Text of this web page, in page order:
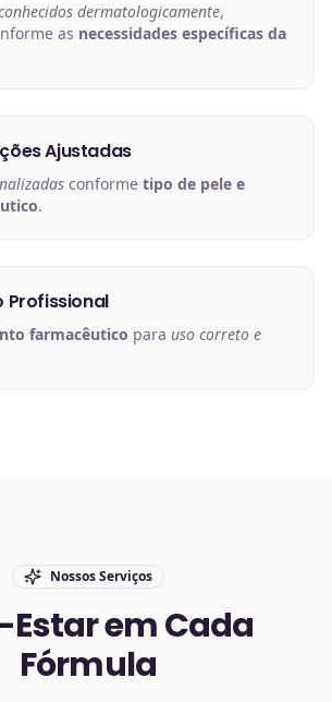
dermatologicamente,
as necessidades específicas da
Ajustadas
conforme tipo de pele e
.
Profissional
farmacêutico para uso correto e
Nossos Serviços
Estar em Cada
Fórmula